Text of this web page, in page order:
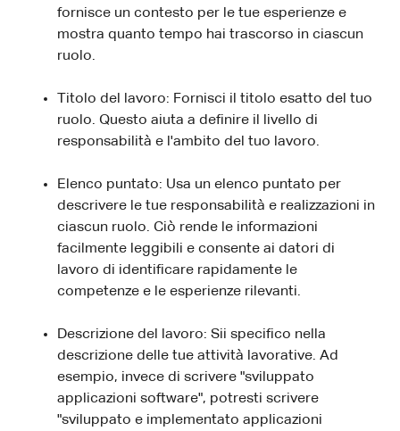
fornisce un contesto per le tue esperienze e
mostra quanto tempo hai trascorso in ciascun
ruolo.
Titolo del lavoro: Fornisci il titolo esatto del tuo
ruolo. Questo aiuta a definire il livello di
responsabilità e l'ambito del tuo lavoro.
Elenco puntato: Usa un elenco puntato per
descrivere le tue responsabilità e realizzazioni in
ciascun ruolo. Ciò rende le informazioni
facilmente leggibili e consente ai datori di
lavoro di identificare rapidamente le
competenze e le esperienze rilevanti.
Descrizione del lavoro: Sii specifico nella
descrizione delle tue attività lavorative. Ad
esempio, invece di scrivere "sviluppato
applicazioni software", potresti scrivere
"sviluppato e implementato applicazioni